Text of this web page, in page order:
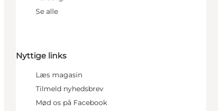
Se alle
Nyttige links
Læs magasin
Tilmeld nyhedsbrev
Mød os på Facebook